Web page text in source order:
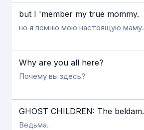
but I 'member my true mommy.
но я помню мою настоящую маму.
Why are you all here?
Почему вы здесь?
GHOST CHILDREN: The beldam.
Ведьма.